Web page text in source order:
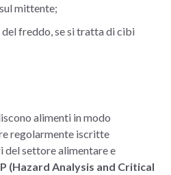
mittente;
freddo, se si tratta di cibi
alimenti in modo
regolarmente iscritte
del settore alimentare e
(Hazard Analysis and Critical